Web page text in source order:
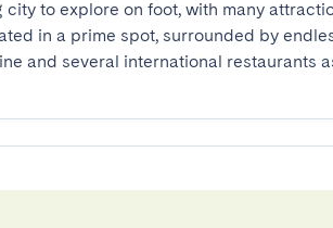
city to explore on foot, with many
in a prime spot, surrounded by
and several international restaurants